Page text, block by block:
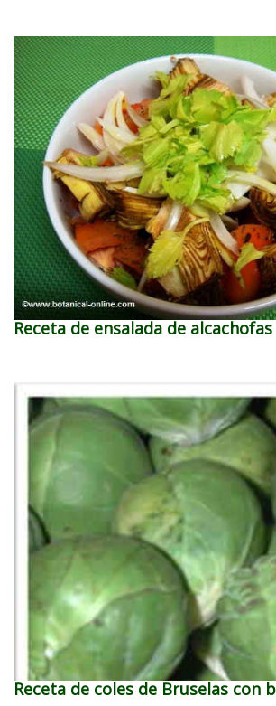
Receta de ensalada de alcachofas
Receta de coles de Bruselas con